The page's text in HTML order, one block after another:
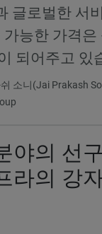
글로벌한 서
가능한 가격은
되어주고 있
소니(Jai Prakash
야의 선
라의 강